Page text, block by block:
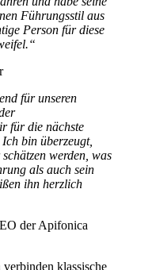
Führungsstil aus
Person für diese
für unseren
für die nächste
bin überzeugt,
werden, was
als auch sein
ihn herzlich
der Apifonica
klassische